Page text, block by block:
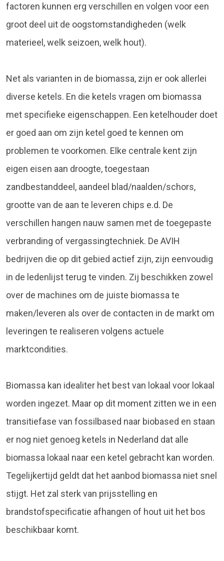
factoren kunnen erg verschillen en volgen voor een
groot deel uit de oogstomstandigheden (welk
materieel, welk seizoen, welk hout).
Net als varianten in de biomassa, zijn er ook allerlei
diverse ketels. En die ketels vragen om biomassa
met specifieke eigenschappen. Een ketelhouder doet
er goed aan om zijn ketel goed te kennen om
problemen te voorkomen. Elke centrale kent zijn
eigen eisen aan droogte, toegestaan
zandbestanddeel, aandeel blad/naalden/schors,
grootte van de aan te leveren chips e.d. De
verschillen hangen nauw samen met de toegepaste
verbranding of vergassingtechniek. De AVIH
bedrijven die op dit gebied actief zijn, zijn eenvoudig
in de ledenlijst terug te vinden. Zij beschikken zowel
over de machines om de juiste biomassa te
maken/leveren als over de contacten in de markt om
leveringen te realiseren volgens actuele
marktcondities.
Biomassa kan idealiter het best van lokaal voor lokaal
worden ingezet. Maar op dit moment zitten we in een
transitiefase van fossilbased naar biobased en staan
er nog niet genoeg ketels in Nederland dat alle
biomassa lokaal naar een ketel gebracht kan worden.
Tegelijkertijd geldt dat het aanbod biomassa niet snel
stijgt. Het zal sterk van prijsstelling en
brandstofspecificatie afhangen of hout uit het bos
beschikbaar komt.